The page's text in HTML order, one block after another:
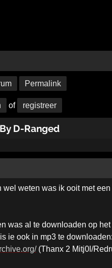
Permalink
of registreer
D-Ranged
wel weten was ik ooit met
was al te downloaden op
ie ook in mp3 te downloaden:
(Thanx 2 Mitj0l/